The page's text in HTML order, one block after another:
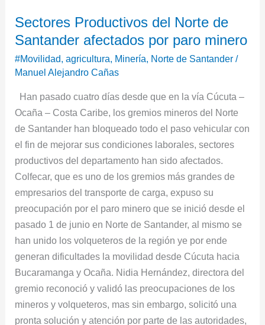
Sectores Productivos del Norte de
Santander afectados por paro minero
#Movilidad,agricultura, Minería, Norte de Santander /
Manuel Alejandro Cañas
Han pasado cuatro días desde que en la vía Cúcuta –
Ocaña – Costa Caribe, los gremios mineros del Norte
de Santander han bloqueado todo el paso vehicular con
el fin de mejorar sus condiciones laborales, sectores
productivos del departamento han sido afectados.
Colfecar, que es uno de los gremios más grandes de
empresarios del transporte de carga, expuso su
preocupación por el paro minero que se inició desde el
pasado 1 de junio en Norte de Santander, al mismo se
han unido los volqueteros de la región ye por ende
generan dificultades la movilidad desde Cúcuta hacia
Bucaramanga y Ocaña. Nidia Hernández, directora del
gremio reconoció y validó las preocupaciones de los
mineros y volqueteros, mas sin embargo, solicitó una
pronta solución y atención por parte de las autoridades,
Productivos
del
Norte
de
afectados
por
paro
minero